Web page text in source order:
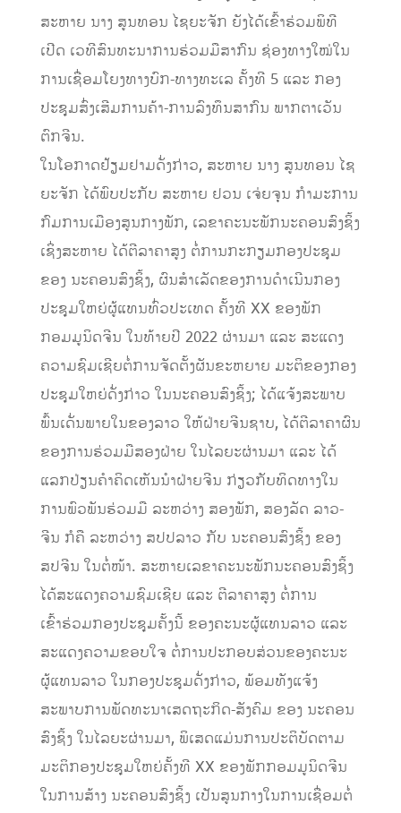
ສະຫາຍ ນາງ ສູນທອນ ໄຊຍະຈັກ ຍັງໄດ້ເຂົ້າຮ່ວມພິທີ
ເປີດ ເວທີສົນທະນາການຮ່ວມມືສາກົນ ຊ່ອງທາງໃໝ່ໃນ
ການເຊື່ອມໂຍງທາງບົກ-ທາງທະເລ ຄັ້ງທີ 5 ແລະ ກອງ
ປະຊຸມສົ່ງເສີມການຄ້າ-ການລົງທຶນສາກົນ ພາກຕາເວັນ
ຕົກຈີນ.
ໃນໂອກາດຢ້ຽມຢາມດັ່ງກ່າວ, ສະຫາຍ ນາງ ສູນທອນ ໄຊ
ຍະຈັກ ໄດ້ພົບປະກັບ ສະຫາຍ ຢວນ ເຈ່ຍຈຸນ ກໍາມະການ
ກົມການເມືອງສູນກາງພັກ, ເລຂາຄະນະພັກນະຄອນສົງຊິ້ງ
ເຊິ່ງສະຫາຍ ໄດ້ຕີລາຄາສູງ ຕໍ່ການກະກຽມກອງປະຊຸມ
ຂອງ ນະຄອນສົງຊິ້ງ, ຜົນສໍາເລັດຂອງການດໍາເນີນກອງ
ປະຊຸມໃຫຍ່ຜູ້ແທນທົ່ວປະເທດ ຄັ້ງທີ XX ຂອງພັກ
ກອມມູນິດຈີນ ໃນທ້າຍປີ 2022 ຜ່ານມາ ແລະ ສະແດງ
ຄວາມຊົມເຊີຍຕໍ່ການຈັດຕັ້ງຜັນຂະຫຍາຍ ມະຕິຂອງກອງ
ປະຊຸມໃຫຍ່ດັ່ງກ່າວ ໃນນະຄອນສົງຊິ້ງ; ໄດ້ແຈ້ງສະພາບ
ພົ້ນເດັ່ນພາຍໃນຂອງລາວ ໃຫ້ຝ່າຍຈີນຊາບ, ໄດ້ຕີລາຄາຜົນ
ຂອງການຮ່ວມມືສອງຝ່າຍ ໃນໄລຍະຜ່ານມາ ແລະ ໄດ້
ແລກປ່ຽນຄໍາຄິດເຫັນນໍາຝ່າຍຈີນ ກ່ຽວກັບທິດທາງໃນ
ການພົວພັນຮ່ວມມື ລະຫວ່າງ ສອງພັກ, ສອງລັດ ລາວ-
ຈີນ ກໍຄື ລະຫວ່າງ ສປປລາວ ກັບ ນະຄອນສົງຊິ້ງ ຂອງ
ສປຈີນ ໃນຕໍ່ໜ້າ. ສະຫາຍເລຂາຄະນະພັກນະຄອນສົງຊິ້ງ
ໄດ້ສະແດງຄວາມຊົມເຊີຍ ແລະ ຕີລາຄາສູງ ຕໍ່ການ
ເຂົ້າຮ່ວມກອງປະຊຸມຄັ້ງນີ້ ຂອງຄະນະຜູ້ແທນລາວ ແລະ
ສະແດງຄວາມຂອບໃຈ ຕໍ່ການປະກອບສ່ວນຂອງຄະນະ
ຜູ້ແທນລາວ ໃນກອງປະຊຸມດັ່ງກ່າວ, ພ້ອມທັງແຈ້ງ
ສະພາບການພັດທະນາເສດຖະກິດ-ສັງຄົມ ຂອງ ນະຄອນ
ສົງຊິ້ງ ໃນໄລຍະຜ່ານມາ, ພິເສດແມ່ນການປະຕິບັດຕາມ
ມະຕິກອງປະຊຸມໃຫຍ່ຄັ້ງທີ XX ຂອງພັກກອມມູນິດຈີນ
ໃນການສ້າງ ນະຄອນສົງຊິ້ງ ເປັນສູນກາງໃນການເຊື່ອມຕໍ່